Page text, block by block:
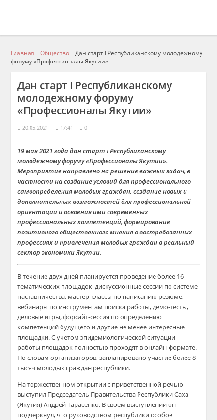
Главная Общество
Дан старт I Республиканскому молодежному
форуму «Профессионалы Якутии»
Дан старт I Республиканскому
молодежному форуму
«Профессионалы Якутии»
20.05.2021 17:41 0
19 мая 2021 года дан старт I Республиканскому
молодёжному форуму «Профессионалы Якутии».
Мероприятие направлено на решение важных задач, в
частности на создание условий для профессионального
самоопределения молодых граждан, создание новых и
дополнительных возможностей для профессиональной
ориентации и освоения ими современных
профессиональных компетенций, формирование
позитивного общественного мнения о востребованных
профессиях и привлечения молодых граждан в реальный
сектор экономики Якутии.
В течение двух дней планируется проведение более 16
тематических площадок: дискуссионные сессии по системе
наставничества, мастер-классы по написанию резюме,
вебинары по инструментам поиска работы, демо-тесты,
деловые игры, форсайт-сессия по определению
компетенций будущего и другие не менее интересные
площадки. C учетом эпидемиологической ситуации
работы площадок полностью проходят в онлайн-формате.
По словам организаторов, запланировано участие более 8
тысяч молодых граждан республики.
На торжественном открытии с приветственной речью
выступил Председатель Правительства Республики Саха
(Якутия) Андрей Тарасенко. В своем выступлении он
подчеркнул, что руководством республики особое